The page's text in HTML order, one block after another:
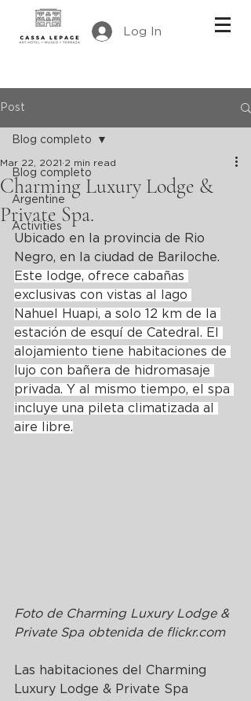
Log In
Post
Blog completo
Argentine
Activities
Blog completo
Charming Luxury Lodge &
Private Spa.
Mar 22, 2021 2 min read
Ubicado en la provincia de Rio
Negro, en la ciudad de Bariloche.
Este lodge, ofrece cabañas
exclusivas con vistas al lago
Nahuel Huapi, a solo 12 km de la
estación de esquí de Catedral. El
alojamiento tiene habitaciones de
lujo con bañera de hidromasaje
privada. Y al mismo tiempo, el spa
incluye una pileta climatizada al
aire libre.
Foto de Charming Luxury Lodge &
Private Spa obtenida de flickr.com
Las habitaciones del Charming
Luxury Lodge & Private Spa